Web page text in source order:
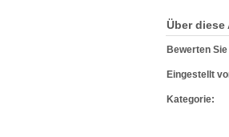
Über diese
Bewerten
Eingestellt
Kategorie: